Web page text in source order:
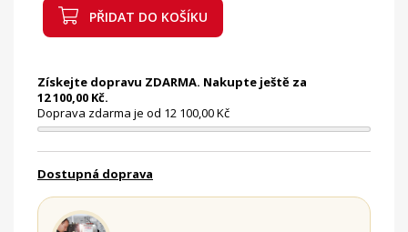
PŘIDAT DO KOŠÍKU
Získejte dopravu ZDARMA. Nakupte ještě za
12 100,00 Kč.
Doprava zdarma je od 12 100,00 Kč
Dostupná doprava